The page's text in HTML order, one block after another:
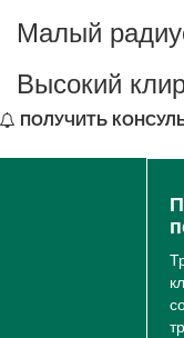
Малый
Высокий
ПОЛУЧИТЬ